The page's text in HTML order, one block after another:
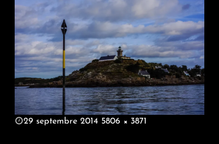
POSTED
29 septembre 2014 5806 × 3871